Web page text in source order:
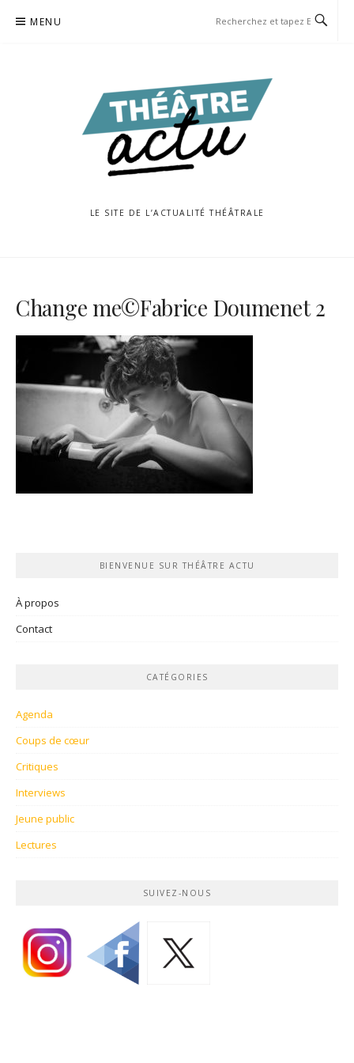
MENU
LE SITE DE L’ACTUALITÉ THÉÂTRALE
Change me©Fabrice Doumenet 2
BIENVENUE SUR THÉÂTRE ACTU
À propos
Contact
CATÉGORIES
Agenda
Coups de cœur
Critiques
Interviews
Jeune public
Lectures
SUIVEZ-NOUS